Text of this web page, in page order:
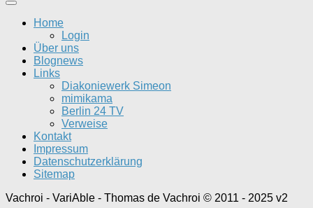
Home
Login
Über uns
Blognews
Links
Diakoniewerk Simeon
mimikama
Berlin 24 TV
Verweise
Kontakt
Impressum
Datenschutzerklärung
Sitemap
Vachroi - VariAble - Thomas de Vachroi © 2011 - 2025 v2